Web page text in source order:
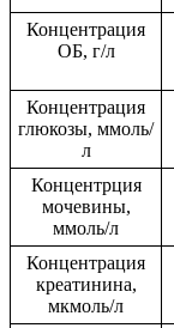
Концентрация
ОБ, г/л
Концентрация
глюкозы, ммоль/
л
Концентрция
мочевины,
ммоль/л
Концентрация
креатинина,
мкмоль/л